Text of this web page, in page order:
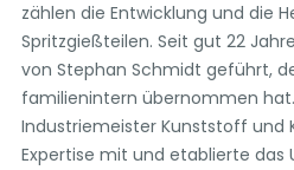
zählen die Entwicklung und die
Spritzgießteilen. Seit gut 22
von Stephan Schmidt geführt,
familienintern übernommen
Industriemeister Kunststoff und
Expertise mit und etablierte